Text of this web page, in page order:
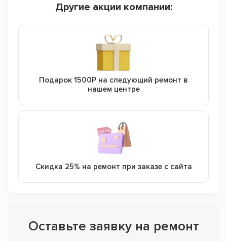
Другие акции компании:
Подарок 1500Р на следующий ремонт в
нашем центре
Скидка 25% на ремонт при заказе с сайта
Оставьте заявку на ремонт